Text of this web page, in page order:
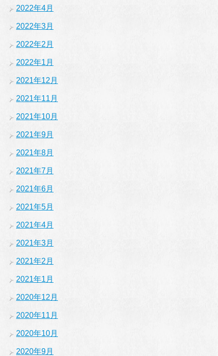
2022年4月
2022年3月
2022年2月
2022年1月
2021年12月
2021年11月
2021年10月
2021年9月
2021年8月
2021年7月
2021年6月
2021年5月
2021年4月
2021年3月
2021年2月
2021年1月
2020年12月
2020年11月
2020年10月
2020年9月